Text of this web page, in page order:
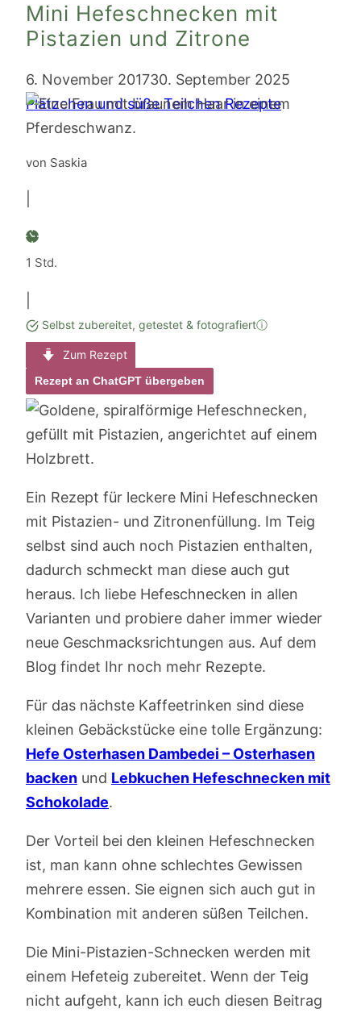
Mini Hefeschnecken mit
Pistazien und Zitrone
6. November 201730. September 2025
Plätzchen und süße Teilchen Rezepte
von Saskia
1 Stunde
Std.
Selbst zubereitet, getestet & fotografiertⓘ
Zum Rezept
Rezept an ChatGPT übergeben
Ein Rezept für leckere Mini Hefeschnecken
mit Pistazien- und Zitronenfüllung. Im Teig
selbst sind auch noch Pistazien enthalten,
dadurch schmeckt man diese auch gut
heraus. Ich liebe Hefeschnecken in allen
Varianten und probiere daher immer wieder
neue Geschmacksrichtungen aus. Auf dem
Blog findet Ihr noch mehr Rezepte.
Für das nächste Kaffeetrinken sind diese
kleinen Gebäckstücke eine tolle Ergänzung:
Hefe Osterhasen Dambedei – Osterhasen
backen und Lebkuchen Hefeschnecken mit
Schokolade.
Der Vorteil bei den kleinen Hefeschnecken
ist, man kann ohne schlechtes Gewissen
mehrere essen. Sie eignen sich auch gut in
Kombination mit anderen süßen Teilchen.
Die Mini-Pistazien-Schnecken werden mit
einem Hefeteig zubereitet. Wenn der Teig
nicht aufgeht, kann ich euch diesen Beitrag